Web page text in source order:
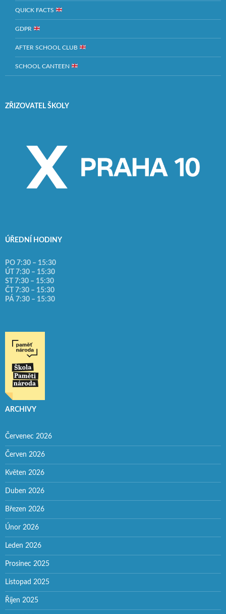
QUICK FACTS
GDPR
AFTER SCHOOL CLUB
SCHOOL CANTEEN
ZŘIZOVATEL ŠKOLY
ÚŘEDNÍ HODINY
PO 7:30 – 15:30
ÚT 7:30 – 15:30
ST 7:30 – 15:30
ČT 7:30 – 15:30
PÁ 7:30 – 15:30
ARCHIVY
Červenec 2026
Červen 2026
Květen 2026
Duben 2026
Březen 2026
Únor 2026
Leden 2026
Prosinec 2025
Listopad 2025
Říjen 2025